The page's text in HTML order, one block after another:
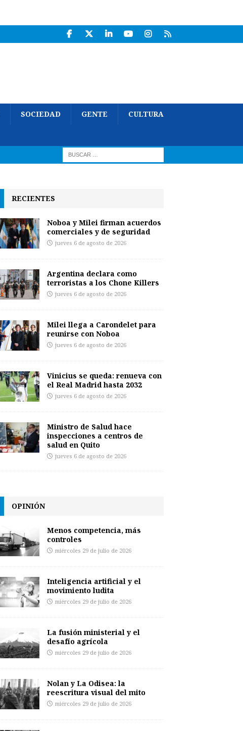
SOCIEDAD GENTE CULTURA
RECIENTES
Noboa y Milei firman acuerdos
comerciales y de seguridad
jueves 6 de agosto de 2026
Argentina declara como
terroristas a los Chone Killers
jueves 6 de agosto de 2026
Milei llega a Carondelet para
reunirse con Noboa
jueves 6 de agosto de 2026
Vinicius se queda: renueva con
el Real Madrid hasta 2032
jueves 6 de agosto de 2026
Ministro de Salud hace
inspecciones a centros de
salud en Quito
jueves 6 de agosto de 2026
OPINIÓN
Menos competencia, más
controles
miércoles 29 de julio de 2026
Inteligencia artificial y el
movimiento ludita
miércoles 29 de julio de 2026
La fusión ministerial y el
desafío agrícola
miércoles 29 de julio de 2026
Nolan y La Odisea: la
reescritura visual del mito
miércoles 29 de julio de 2026